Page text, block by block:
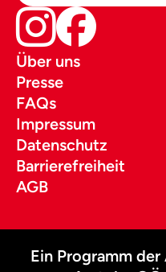
Über uns
Presse
FAQs
Impressum
Datenschutz
Barrierefreiheit
AGB
Ein Programm